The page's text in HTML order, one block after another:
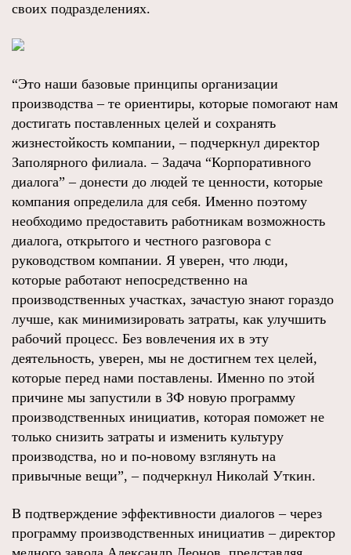
своих подразделениях.
“Это наши базовые принципы организации
производства – те ориентиры, которые помогают нам
достигать поставленных целей и сохранять
жизнестойкость компании, – подчеркнул директор
Заполярного филиала. – Задача “Корпоративного
диалога” – донести до людей те ценности, которые
компания определила для себя. Именно поэтому
необходимо предоставить работникам возможность
диалога, открытого и честного разговора с
руководством компании. Я уверен, что люди,
которые работают непосредственно на
производственных участках, зачастую знают гораздо
лучше, как минимизировать затраты, как улучшить
рабочий процесс. Без вовлечения их в эту
деятельность, уверен, мы не достигнем тех целей,
которые перед нами поставлены. Именно по этой
причине мы запустили в ЗФ новую программу
производственных инициатив, которая поможет не
только снизить затраты и изменить культуру
производства, но и по-новому взглянуть на
привычные вещи”, – подчеркнул Николай Уткин.
В подтверждение эффективности диалогов – через
программу производственных инициатив – директор